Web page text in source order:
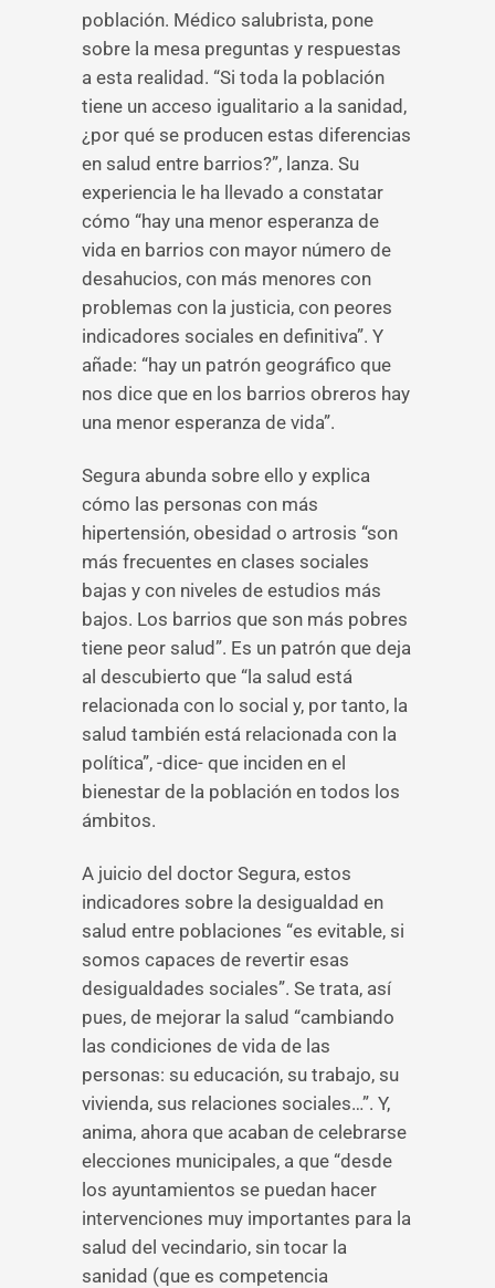
población. Médico salubrista, pone
sobre la mesa preguntas y respuestas
a esta realidad. “Si toda la población
tiene un acceso igualitario a la sanidad,
¿por qué se producen estas diferencias
en salud entre barrios?”, lanza. Su
experiencia le ha llevado a constatar
cómo “hay una menor esperanza de
vida en barrios con mayor número de
desahucios, con más menores con
problemas con la justicia, con peores
indicadores sociales en definitiva”. Y
añade: “hay un patrón geográfico que
nos dice que en los barrios obreros hay
una menor esperanza de vida”.
Segura abunda sobre ello y explica
cómo las personas con más
hipertensión, obesidad o artrosis “son
más frecuentes en clases sociales
bajas y con niveles de estudios más
bajos. Los barrios que son más pobres
tiene peor salud”. Es un patrón que deja
al descubierto que “la salud está
relacionada con lo social y, por tanto, la
salud también está relacionada con la
política”, -dice- que inciden en el
bienestar de la población en todos los
ámbitos.
A juicio del doctor Segura, estos
indicadores sobre la desigualdad en
salud entre poblaciones “es evitable, si
somos capaces de revertir esas
desigualdades sociales”. Se trata, así
pues, de mejorar la salud “cambiando
las condiciones de vida de las
personas: su educación, su trabajo, su
vivienda, sus relaciones sociales…”. Y,
anima, ahora que acaban de celebrarse
elecciones municipales, a que “desde
los ayuntamientos se puedan hacer
intervenciones muy importantes para la
salud del vecindario, sin tocar la
sanidad (que es competencia